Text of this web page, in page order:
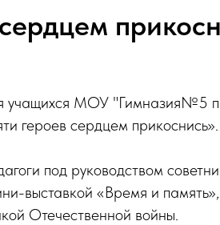
учащихся МОУ "Гимназия№5
героев сердцем прикоснись».
под руководством
выставкой «Время и
Отечественной войны.